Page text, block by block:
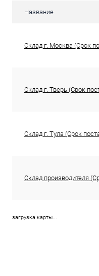
В избранное
Название
Склад г. Москва (Срок
Склад г. Тверь (Срок
Склад г. Тула (Срок
Склад производителя
загрузка карты...